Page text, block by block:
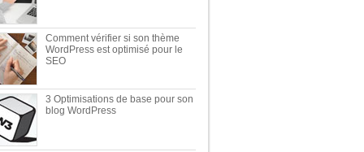
Comment vérifier si son thème
WordPress est optimisé pour le
SEO
3 Optimisations de base pour son
blog WordPress